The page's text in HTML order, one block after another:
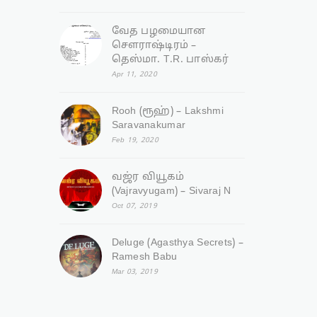
வேத பழமையான
சௌராஷ்டிரம் –
தெஸ்மா. T.R. பாஸ்கர்
Apr 11, 2020
Rooh (ரூஹ்) – Lakshmi
Saravanakumar
Feb 19, 2020
வஜ்ர‌ வியூகம்
(Vajravyugam) – Sivaraj N
Oct 07, 2019
Deluge (Agasthya Secrets) –
Ramesh Babu
Mar 03, 2019